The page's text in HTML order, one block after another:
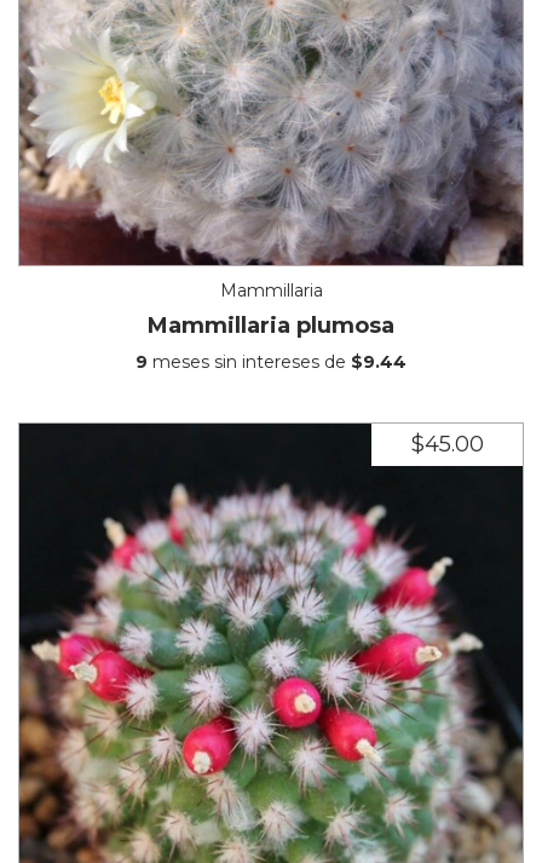
Mammillaria
Mammillaria plumosa
9 meses sin intereses de $9.44
$45.00